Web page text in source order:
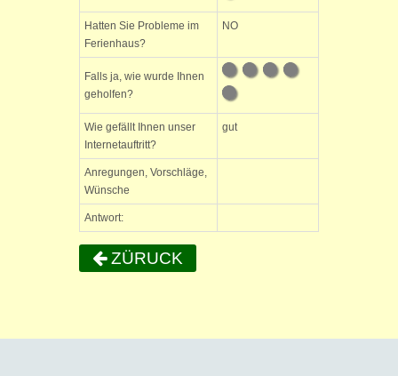
Hatten Sie Probleme im
Ferienhaus?
NO
Falls ja, wie wurde Ihnen
geholfen?
Wie gefällt Ihnen unser
Internetauftritt?
gut
Anregungen, Vorschläge,
Wünsche
Antwort:
ZÜRUCK